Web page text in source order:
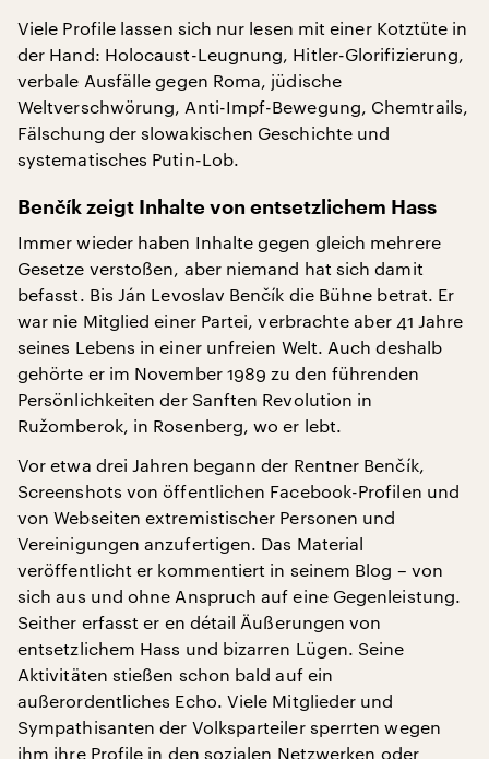
Viele Profile lassen sich nur lesen mit einer Kotztüte in
der Hand: Holocaust-Leugnung, Hitler-Glorifizierung,
verbale Ausfälle gegen Roma, jüdische
Weltverschwörung, Anti-Impf-Bewegung, Chemtrails,
Fälschung der slowakischen Geschichte und
systematisches Putin-Lob.
Benčík zeigt Inhalte von entsetzlichem Hass
Immer wieder haben Inhalte gegen gleich mehrere
Gesetze verstoßen, aber niemand hat sich damit
befasst. Bis Ján Levoslav Benčík die Bühne betrat. Er
war nie Mitglied einer Partei, verbrachte aber 41 Jahre
seines Lebens in einer unfreien Welt. Auch deshalb
gehörte er im November 1989 zu den führenden
Persönlichkeiten der Sanften Revolution in
Ružomberok, in Rosenberg, wo er lebt.
Vor etwa drei Jahren begann der Rentner Benčík,
Screenshots von öffentlichen Facebook-Profilen und
von Webseiten extremistischer Personen und
Vereinigungen anzufertigen. Das Material
veröffentlicht er kommentiert in seinem Blog – von
sich aus und ohne Anspruch auf eine Gegenleistung.
Seither erfasst er en détail Äußerungen von
entsetzlichem Hass und bizarren Lügen. Seine
Aktivitäten stießen schon bald auf ein
außerordentliches Echo. Viele Mitglieder und
Sympathisanten der Volksparteiler sperrten wegen
ihm ihre Profile in den sozialen Netzwerken oder